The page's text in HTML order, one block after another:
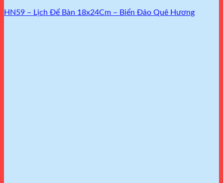
HN59 – Lịch Để Bàn 18x24Cm – Biển Đảo Quê Hương